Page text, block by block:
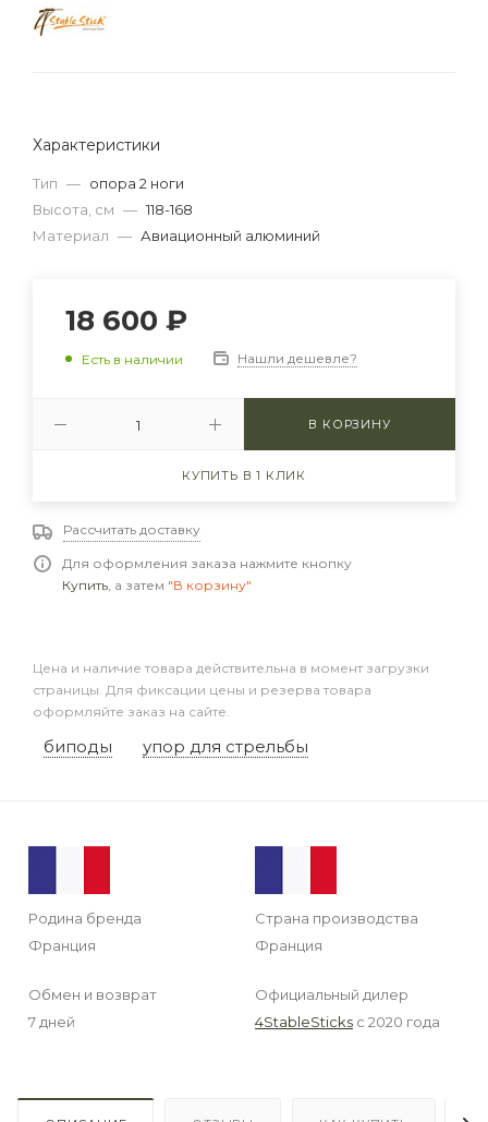
Характеристики
Тип — опора 2 ноги
Высота, см — 118-168
Материал — Авиационный алюминий
18 600 ₽
Есть в наличии Нашли дешевле?
В КОРЗИНУ
КУПИТЬ В 1 КЛИК
Рассчитать доставку
Для оформления заказа нажмите кнопку
Купить, а затем "В корзину"
Цена и наличие товара действительна в момент загрузки
страницы. Для фиксации цены и резерва товара
оформляйте заказ на сайте.
биподы упор для стрельбы
Родина бренда
Франция
Страна производства
Франция
Обмен и возврат
7 дней
Официальный дилер
4StableSticks с 2020 года